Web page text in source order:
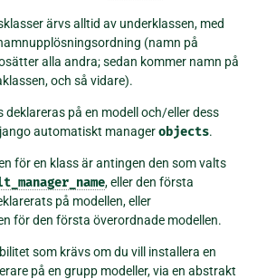
ärvs alltid av underklassen, med
(namn på
alla andra; sedan kommer namn på
och så vidare).
deklareras på en modell och/eller dess
automatiskt managerobjects.
för en klass är antingen den som valts
, eller den första
på modellen, eller
för den första överordnade modellen.
som krävs om du vill installera en
på en grupp modeller, via en abstrakt